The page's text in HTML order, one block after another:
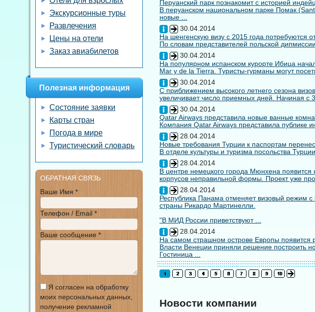
Перуанский парк познакомит с историей
В перуанском национальном парке Помак
новые ...
30.04.2014
На шенгенскую визу с 2015 года потребуются
По словам представителей польской
30.04.2014
На популярном испанском курорте Ибица
Mar y de la Tierra. Туристы-гурманы могут
30.04.2014
С приближением высокого летнего сезона
увеличивает число приемных дней. Начиная с
30.04.2014
Qatar Airways представила новые ванные
Компания Qatar Airways представила публике
28.04.2014
Новые требования Турции к паспортам
В отделе культуры и туризма посольства
28.04.2014
В центре немецкого города Мюнхена появится
корпусов неправильной формы. Проект уже
28.04.2014
Республика Панама отменяет визовый режим
страны Рикардо Мартинелли.
"В МИД России приветствуют ...
28.04.2014
На самом страшном острове Европы появится
Власти Венеции приняли решение построить
Гостиница ...
Новости компании
Экскурсионные туры
Развлечения
Цены на отели
Заказ авиабилетов
Полезная информация
Состояние заявки
Карты стран
Погода в мире
Туристический словарь
ОБРАТНАЯ СВЯЗЬ
Ваше Имя *
Телефон / Email *
Ваше сообщение *
Я согласен на обработку
моих персональных данных,
получение рекламной